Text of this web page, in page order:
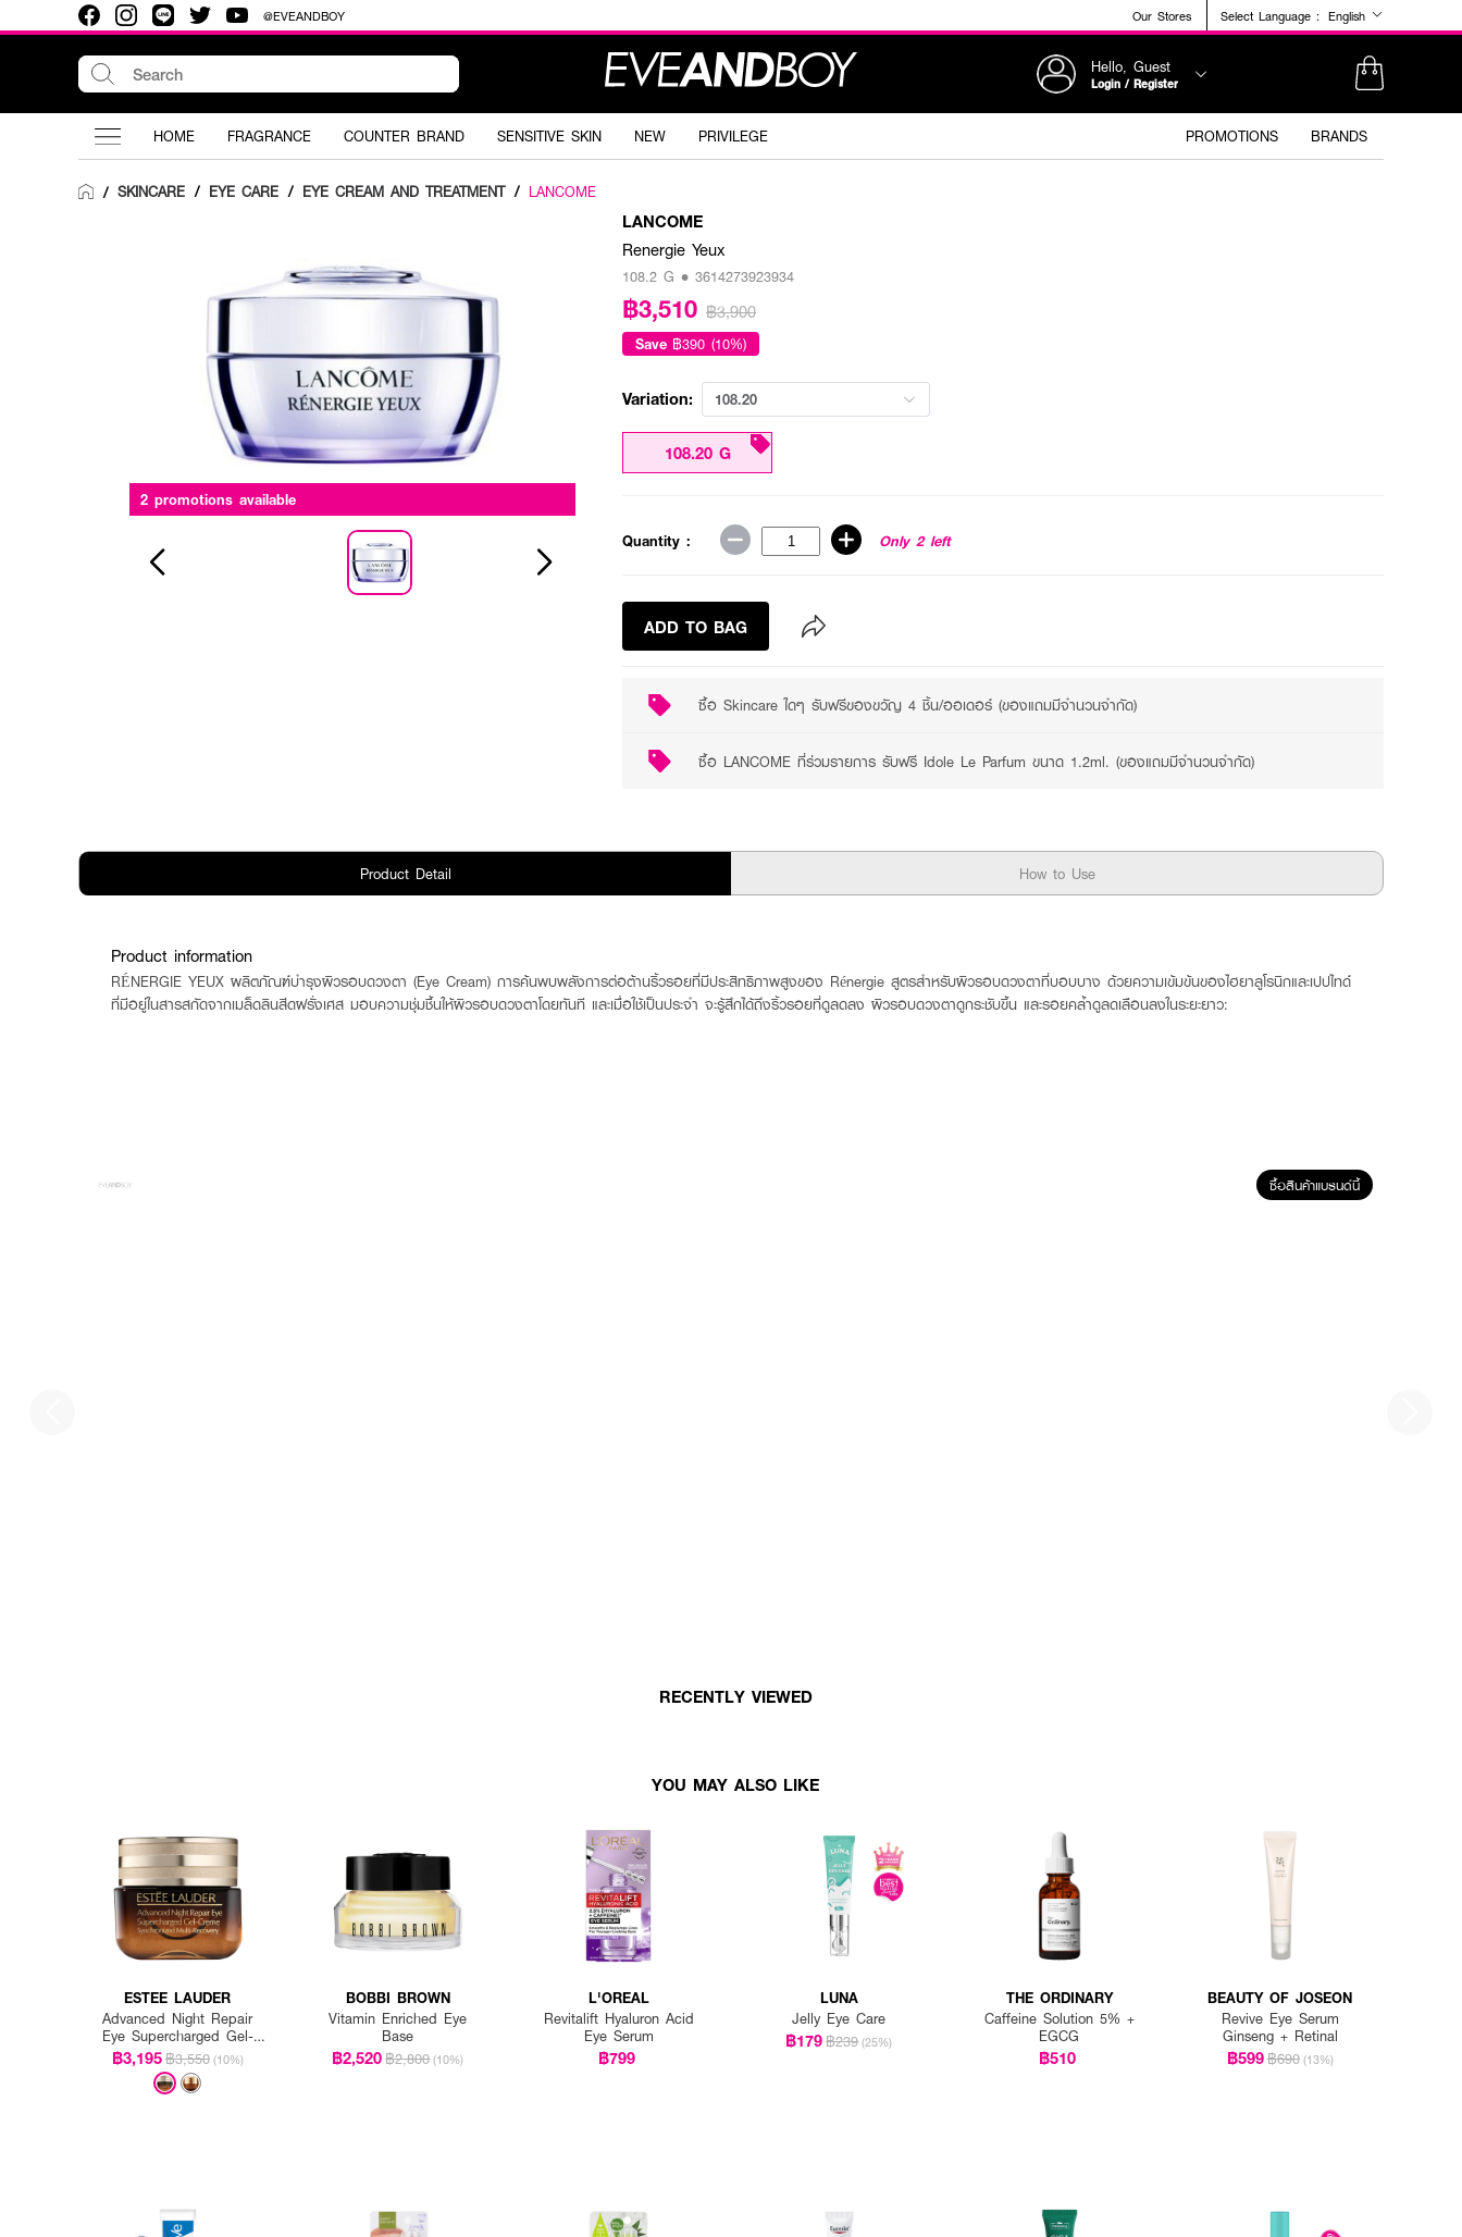
@EVEANDBOY Our Stores Select Language : English
Hello, Guest
Login / Register
HOME FRAGRANCE COUNTER BRAND SENSITIVE SKIN NEW PRIVILEGE PROMOTIONS BRANDS
/ SKINCARE / EYE CARE / EYE CREAM AND TREATMENT / LANCOME
2 promotions available
LANCOME
Renergie Yeux
108.2 G • 3614273923934
฿3,510 ฿3,900
Save ฿390 (10%)
Variation: 108.20
108.20 G
Quantity : Only 2 left
ADD TO BAG
ซื้อ Skincare ใดๆ รับฟรีของขวัญ 4 ชิ้น/ออเดอร์ (ของแถมมีจำนวนจำกัด)
ซื้อ LANCOME ที่ร่วมรายการ รับฟรี Idole Le Parfum ขนาด 1.2ml. (ของแถมมีจำนวนจำกัด)
Product Detail How to Use
Product information
RÉNERGIE YEUX ผลิตภัณฑ์บำรุงผิวรอบดวงตา (Eye Cream) การค้นพบพลังการต่อต้านริ้วรอยที่มีประสิทธิภาพสูงของ Rénergie สูตรสำหรับผิวรอบดวงตาที่บอบบาง ด้วยความเข้มข้นของไฮยาลูโรนิกและเปปไทด์
ที่มีอยู่ในสารสกัดจากเมล็ดลินสีดฝรั่งเศส มอบความชุ่มชื้นให้ผิวรอบดวงตาโดยทันที และเมื่อใช้เป็นประจำ จะรู้สึกได้ถึงริ้วรอยที่ดูลดลง ผิวรอบดวงตาดูกระชับขึ้น และรอยคล้ำดูลดเลือนลงในระยะยาว:
ซื้อสินค้าแบรนด์นี้
RECENTLY VIEWED
YOU MAY ALSO LIKE
ESTEE LAUDER
Advanced Night Repair
Eye Supercharged Gel-
Creme Synchronized Multi-
Recovery
฿3,195฿3,550 (10%)
BOBBI BROWN
Vitamin Enriched Eye
Base
฿2,520฿2,800 (10%)
L'OREAL
Revitalift Hyaluron Acid
Eye Serum
฿799
LUNA
Jelly Eye Care
฿179฿239 (25%)
THE ORDINARY
Caffeine Solution 5% +
EGCG
฿510
BEAUTY OF JOSEON
Revive Eye Serum
Ginseng + Retinal
฿599฿690 (13%)